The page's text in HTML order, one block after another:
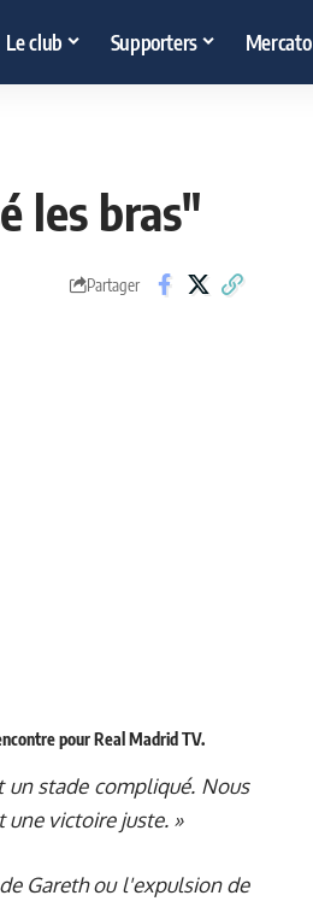
Le club Supporters Mercato
les bras"
Partager
pour Real Madrid TV.
un stade compliqué. Nous
une victoire juste. »
Gareth ou l'expulsion de